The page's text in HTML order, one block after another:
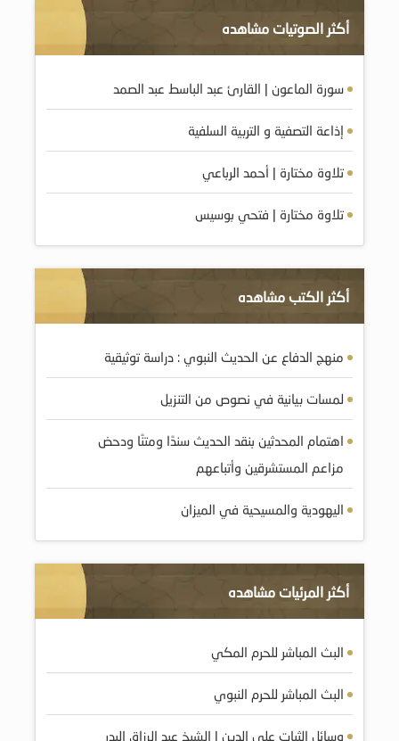
أكثر الصوتيات مشاهده
سورة الماعون | القارئ عبد الباسط عبد الصمد
إذاعة التصفية و التربية السلفية
تلاوة مختارة | أحمد الرباعي
تلاوة مختارة | فتحي بوسيس
أكثر الكتب مشاهده
منهج الدفاع عن الحديث النبوي : دراسة توثيقية
لمسات بيانية في نصوص من التنزيل
اهتمام المحدثين بنقد الحديث سندًا ومتنًا ودحض
مزاعم المستشرقين وأتباعهم
اليهودية والمسيحية في الميزان
أكثر المرئيات مشاهده
البث المباشر للحرم المكي
البث المباشر للحرم النبوي
وسائل الثبات على الدين | الشيخ عبد الرزاق البدر